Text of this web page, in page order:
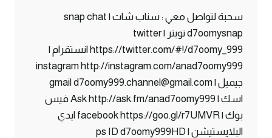
سحبة لتواصل معي : سناب شات | snap chat
d7oomysnap تويتر | twitter
https://twitter.com/#!/d7oomy_999 انستقرام |
instagram http://instagram.com/anad7oomy999
جيميل | gmail d7oomy999.channel@gmail.com
اسك | Ask http://ask.fm/anad7oomy999 فيس
بوك | facebook https://goo.gl/r7UMVR ايدي
البلايستيشن | ps ID d7oomy999HD